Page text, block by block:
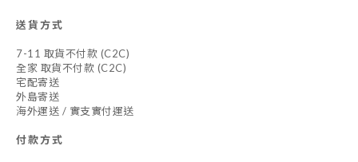
送貨方式
7-11 取貨不付款 (C2C)
全家 取貨不付款 (C2C)
宅配寄送
外島寄送
海外運送 / 實支實付運送
付款方式